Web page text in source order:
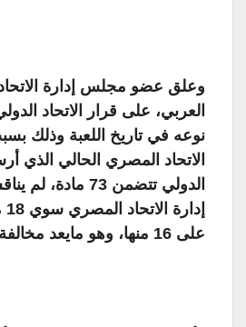
وعلق عضو مجلس إدارة
العربي، على قرار الاتحاد
نوعه في تاريخ اللعبة وذلك
الاتحاد المصري الحالي الذي
الدولي تتضمن 73
على 16 منها، وهو مايعد مخالفة صريحة للقانون .